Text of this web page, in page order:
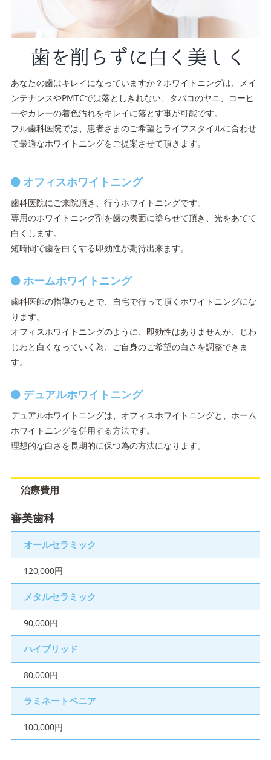
あなたの歯はキレイになっていますか？ホワイトニングは、メイ
ンテナンスやPMTCでは落としきれない、タバコのヤニ、コーヒ
ーやカレーの着色汚れをキレイに落とす事が可能です。
フル歯科医院では、患者さまのご希望とライフスタイルに合わせ
て最適なホワイトニングをご提案させて頂きます。
オフィスホワイトニング
歯科医院にご来院頂き、行うホワイトニングです。
専用のホワイトニング剤を歯の表面に塗らせて頂き、光をあてて
白くします。
短時間で歯を白くする即効性が期待出来ます。
ホームホワイトニング
歯科医師の指導のもとで、自宅で行って頂くホワイトニングにな
ります。
オフィスホワイトニングのように、即効性はありませんが、じわ
じわと白くなっていく為、ご自身のご希望の白さを調整できま
す。
デュアルホワイトニング
デュアルホワイトニングは、オフィスホワイトニングと、ホーム
ホワイトニングを併用する方法です。
理想的な白さを長期的に保つ為の方法になります。
治療費用
審美歯科
オールセラミック
120,000円
メタルセラミック
90,000円
ハイブリッド
80,000円
ラミネートベニア
100,000円